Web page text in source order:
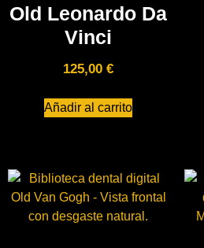
Old Leonardo Da
Vinci
125,00 €
Añadir al carrito